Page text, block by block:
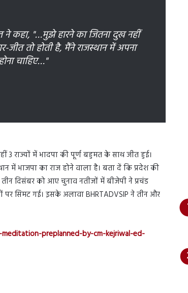
कहा, "…मुझे हारने का जितना दुख नहीं
तो होती है, मैंने राजस्थान में अपना
चाहिए…"
3 राज्यों में भादपा की पूर्ण बहुमत के साथ जीत हुई।
में भाजपा का राज होने वाला है। बता दें कि प्रदेश की
दिसंबर को आए चुनाव नतीजों में बीजेपी ने प्रचंड
सिमट गई। इसके अलावा BHRTADVSIP ने तीन और
preplanned-by-cm-kejriwal-ed-